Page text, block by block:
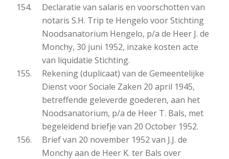
Declaratie van salaris en voorschotten van
notaris S.H. Trip te Hengelo voor Stichting
Noodsanatorium Hengelo, p/a de Heer J. de
Monchy, 30 juni 1952, inzake kosten acte
van liquidatie Stichting.
Rekening (duplicaat) van de Gemeentelijke
Dienst voor Sociale Zaken 20 april 1945,
betreffende geleverde goederen, aan het
Noodsanatorium, p/a de Heer T. Bals, met
begeleidend briefje van 20 October 1952.
Brief van 20 november 1952 van J.J. de
Monchy aan de Heer K. ter Bals over